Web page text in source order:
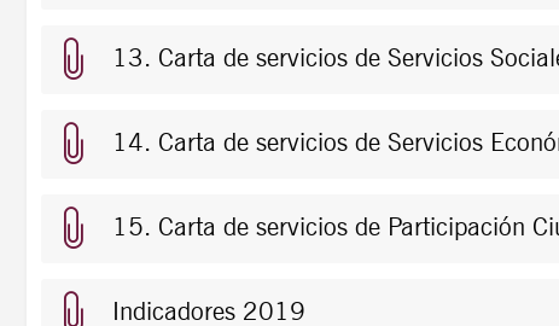
13. Carta de servicios de Servicios
14. Carta de servicios de Servicios
15. Carta de servicios de Participación
Indicadores 2019